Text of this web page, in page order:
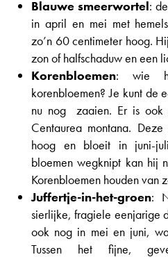
Blauwe smeerwortel:
in april en mei met
zo’n 60 centimeter hoog.
zon of halfschaduw en een
Korenbloemen: wie
korenbloemen? Je kunt de
nu nog zaaien. Er is ook
Centaurea montana.
hoog en bloeit in juni-
bloemen wegknipt kan hij
Korenbloemen houden van
Juffertje-in-het-groen:
sierlijke, fragiele eenjarige
ook nog in mei en juni,
Tussen het fijne,